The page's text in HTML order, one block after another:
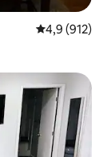
Průměrné
4,9 (912)